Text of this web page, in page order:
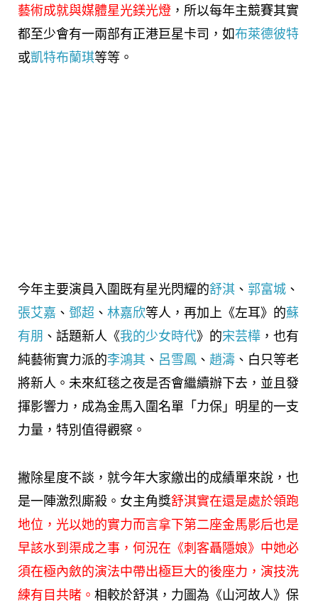
藝術成就與媒體星光鎂光燈 ，所以每年主競賽其實
都至少會有一兩部有正港巨星卡司，如布萊德彼特
或凱特布蘭琪等等。
今年主要演員入圍既有星光閃耀的舒淇 、 郭富城 、
張艾嘉 、 鄧超 、 林嘉欣等人，再加上《左耳》的蘇
有朋 、話題新人《我的少女時代》的宋芸樺 ，也有
純藝術實力派的李鴻其 、 呂雪鳳 、 趙濤 、白只等老
將新人。未來紅毯之夜是否會繼續辦下去，並且發
揮影響力，成為金馬入圍名單「力保」明星的一支
力量，特別值得觀察。
撇除星度不談，就今年大家繳出的成績單來說，也
是一陣激烈廝殺。女主角獎舒淇實在還是處於領跑
地位，光以她的實力而言拿下第二座金馬影后也是
早該水到渠成之事，何況在《刺客聶隱娘》中她必
須在極內斂的演法中帶出極巨大的後座力，演技洗
練有目共睹。 相較於舒淇，力圖為《山河故人》保